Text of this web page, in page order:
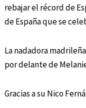
rebajar el récord de
de España que se
La nadadora
por delante de
Gracias a su Nico